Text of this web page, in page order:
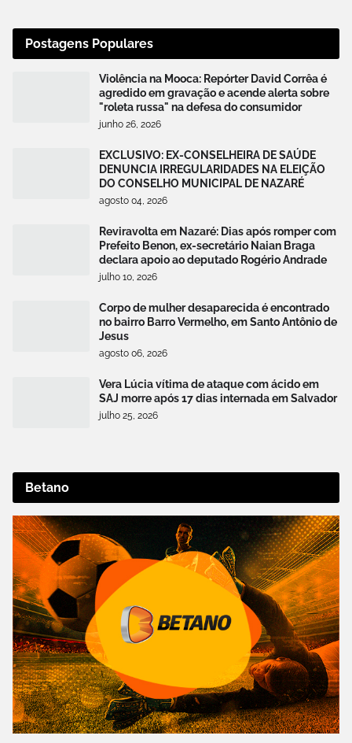
Postagens Populares
Violência na Mooca: Repórter David Corrêa é
agredido em gravação e acende alerta sobre
"roleta russa" na defesa do consumidor
junho 26, 2026
EXCLUSIVO: EX-CONSELHEIRA DE SAÚDE
DENUNCIA IRREGULARIDADES NA ELEIÇÃO
DO CONSELHO MUNICIPAL DE NAZARÉ
agosto 04, 2026
Reviravolta em Nazaré: Dias após romper com
Prefeito Benon, ex-secretário Naian Braga
declara apoio ao deputado Rogério Andrade
julho 10, 2026
Corpo de mulher desaparecida é encontrado
no bairro Barro Vermelho, em Santo Antônio de
Jesus
agosto 06, 2026
Vera Lúcia vítima de ataque com ácido em
SAJ morre após 17 dias internada em Salvador
julho 25, 2026
Betano